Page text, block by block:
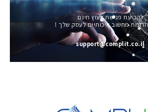
לקביעת פגישת ייעוץ חינם
מחשוב איכותיים לעסק שלך !
support@complit.co.il